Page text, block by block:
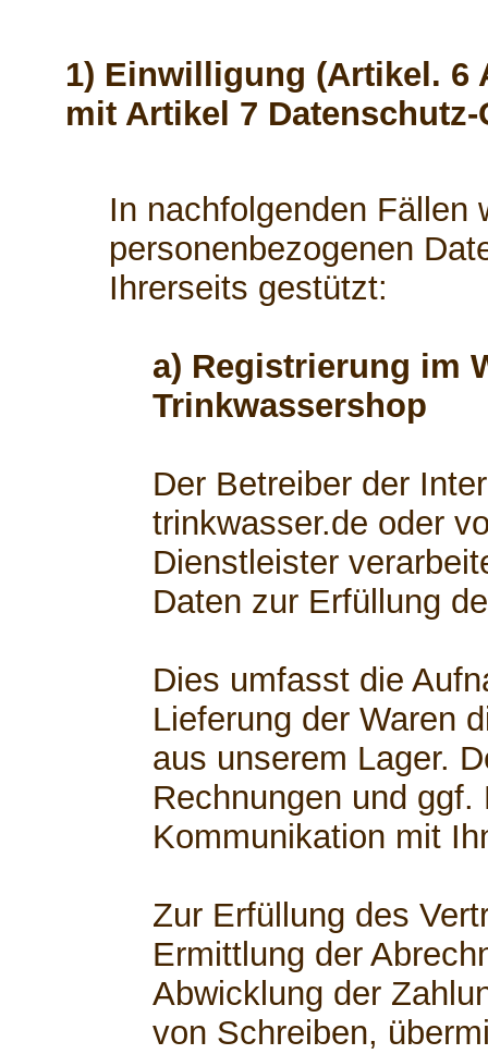
1) Einwilligung (Artikel. 6
mit Artikel 7 Datenschutz-
In nachfolgenden Fällen
personenbezogenen
Ihrerseits gestützt:
a) Registrierung im
Trinkwassershop
Der Betreiber der
trinkwasser.de oder
Dienstleister
Daten zur Erfüllung
Dies umfasst die
Lieferung der Waren
aus unserem Lager.
Rechnungen und
Kommunikation mit
Zur Erfüllung des
Ermittlung der
Abwicklung der
von Schreiben,